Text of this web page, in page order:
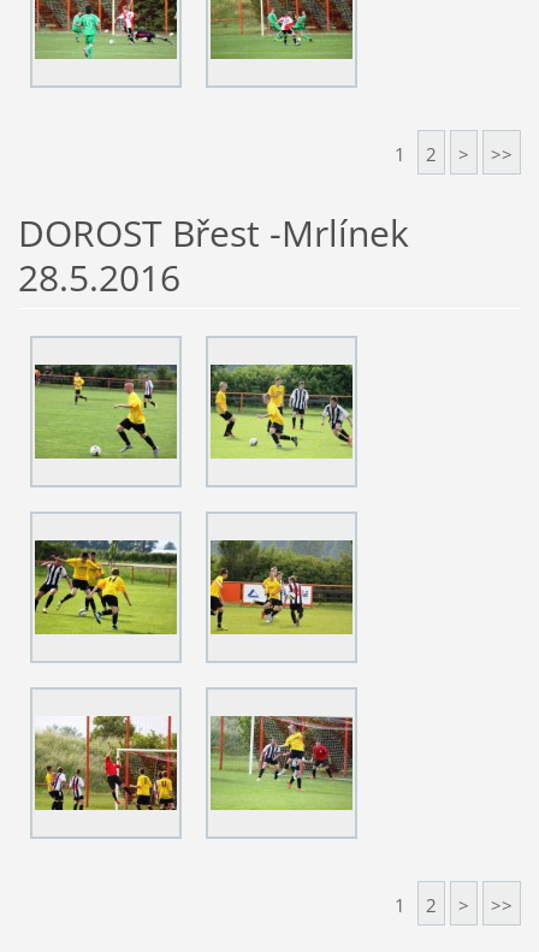
1 2 > >>
DOROST Břest -Mrlínek
28.5.2016
1 2 > >>